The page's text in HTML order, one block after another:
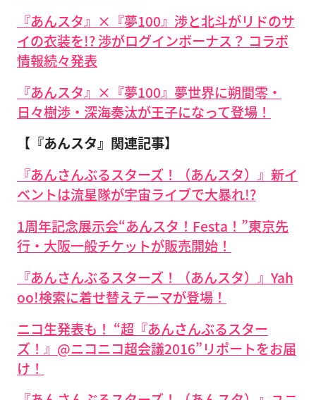
『あんスタ』×『夢100』渉と北斗がリドのサ
イの衣装を!? 渉がログインボーナス？ コラボ
情報続々発表
『あんスタ』×『夢100』夢世界に朔間零・
日々樹渉・深海奏汰が王子になって登場！
【『あんスタ』関連記事】
『あんさんぶるスターズ！（あんスタ）』新イ
ベントは流星隊が宇宙ライブで大暴れ!?
1周年記念展示会“あんスタ！Festa！”東京先
行・大阪一般チケットが販売開始！
『あんさんぶるスターズ！（あんスタ）』Yah
oo!検索に着せ替えテーマが登場！
ニコ生発表も！ “超『あんさんぶるスター
ズ！』@ニコニコ超会議2016”リポートをお届
け！